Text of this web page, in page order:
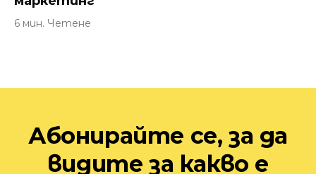
6 мин. Четене
Абонирайте се, за да
видите за какво е